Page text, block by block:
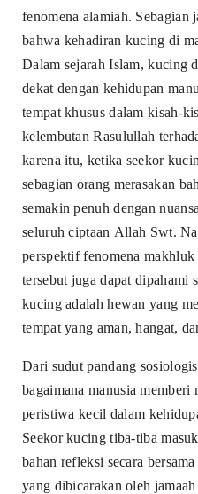
fenomena alamiah.
bahwa kehadiran kucing di
Dalam sejarah Islam, kucing
dekat dengan kehidupan
tempat khusus dalam kisah-
kelembutan Rasulullah
karena itu, ketika seekor
sebagian orang merasakan
semakin penuh dengan
seluruh ciptaan Allah Swt.
perspektif fenomena
tersebut juga dapat dipahami
kucing adalah hewan yang
tempat yang aman, hangat,
Dari sudut pandang
bagaimana manusia memberi
peristiwa kecil dalam
Seekor kucing tiba-tiba
bahan refleksi secara
yang dibicarakan oleh